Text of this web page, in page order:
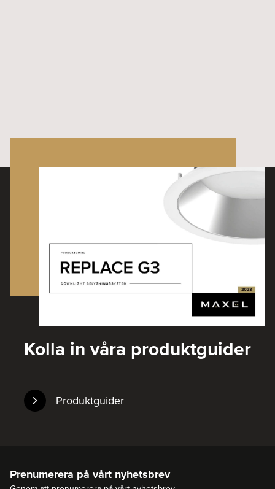
Kolla in våra produktguider
Produktguider
Prenumerera på vårt nyhetsbrev